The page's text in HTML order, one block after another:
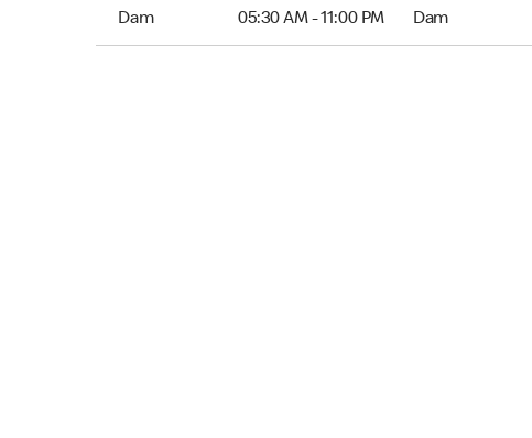
Dam 05:30 AM - 11:00 PM Dam